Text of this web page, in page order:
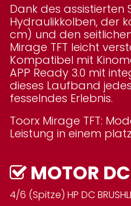
Dank des assistierten
Hydraulikkolben, der
cm) und den
Mirage TFT leicht
Kompatibel mit
APP Ready 3.0 mit
dieses Laufband
fesselndes Erlebnis.
Toorx Mirage TFT:
Leistung in einem
MOTOR
4/6 (Spitze) HP DC